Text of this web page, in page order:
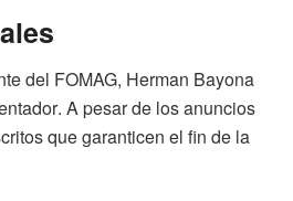
del FOMAG, Herman Bayona
. A pesar de los anuncios
que garanticen el fin de la